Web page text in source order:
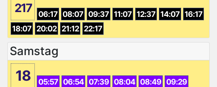
217 06:17 08:07 09:37 11:07 12:37 14:07 16:17
18:07 20:02 21:12 22:17
Samstag
18 05:57 06:54 07:39 08:04 08:49 09:29